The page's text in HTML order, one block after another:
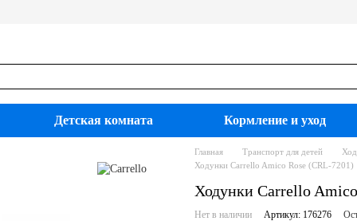
Детская комната Кормление и уход
Главная Транспорт для детей
Ходунки Carrello Amico Rose (CRL-7201)
Ходунки Carrello
Нет в наличии Артикул: 176276